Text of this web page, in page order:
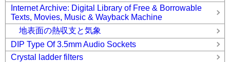
Internet Archive: Digital Library of Free & Borrowable
Texts, Movies, Music & Wayback Machine
地表面の熱収支と気象
DIP Type Of 3.5mm Audio Sockets
Crystal ladder filters